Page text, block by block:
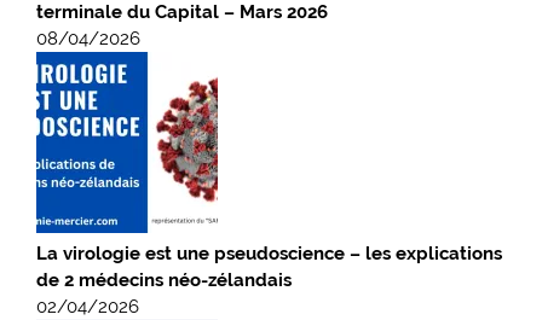
terminale du Capital – Mars 2026
08/04/2026
La virologie est une pseudoscience – les explications
de 2 médecins néo-zélandais
02/04/2026